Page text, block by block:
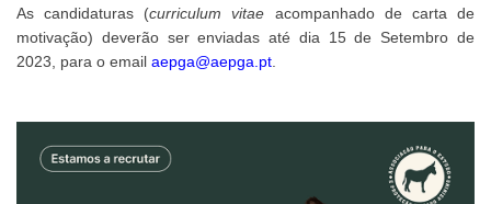
As candidaturas (curriculum vitae acompanhado de carta de
motivação) deverão ser enviadas até dia 15 de Setembro de
2023, para o email aepga@aepga.pt